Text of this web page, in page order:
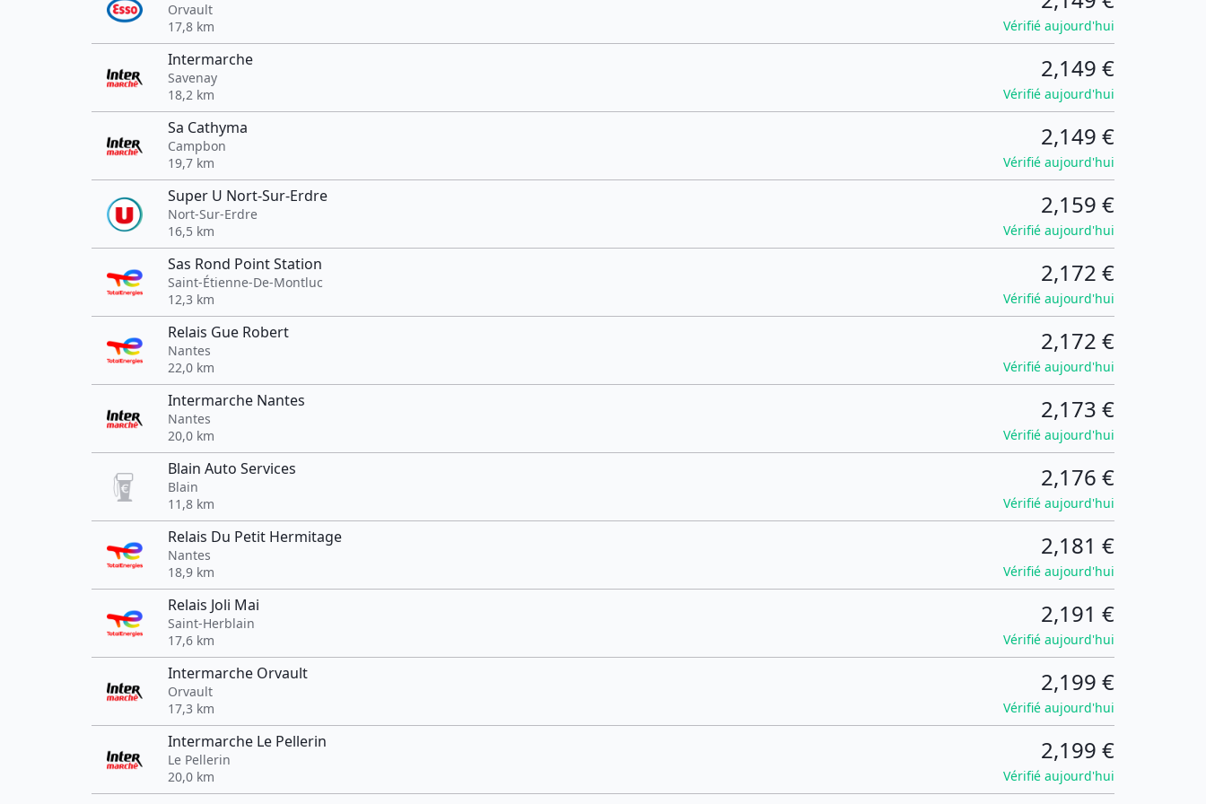
Orvault
17,8 km
Vérifié aujourd'hui
Intermarche
Savenay
18,2 km
2,149 €
Vérifié aujourd'hui
Sa Cathyma
Campbon
19,7 km
2,149 €
Vérifié aujourd'hui
Super U Nort-Sur-Erdre
Nort-Sur-Erdre
16,5 km
2,159 €
Vérifié aujourd'hui
Sas Rond Point Station
Saint-Étienne-De-Montluc
12,3 km
2,172 €
Vérifié aujourd'hui
Relais Gue Robert
Nantes
22,0 km
2,172 €
Vérifié aujourd'hui
Intermarche Nantes
Nantes
20,0 km
2,173 €
Vérifié aujourd'hui
Blain Auto Services
Blain
11,8 km
2,176 €
Vérifié aujourd'hui
Relais Du Petit Hermitage
Nantes
18,9 km
2,181 €
Vérifié aujourd'hui
Relais Joli Mai
Saint-Herblain
17,6 km
2,191 €
Vérifié aujourd'hui
Intermarche Orvault
Orvault
17,3 km
2,199 €
Vérifié aujourd'hui
Intermarche Le Pellerin
Le Pellerin
20,0 km
2,199 €
Vérifié aujourd'hui